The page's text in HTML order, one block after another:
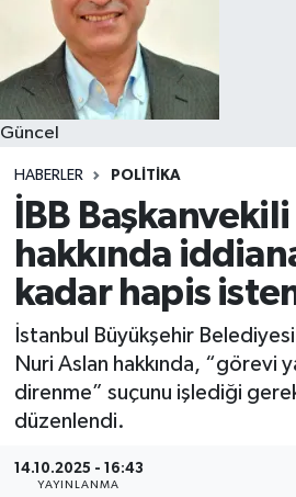
Güncel
HABERLER POLITIKA
İBB
hakkında
kadar hapis
İstanbul Büyükşehir
Nuri Aslan hakkında, “görevi
direnme” suçunu işlediği
düzenlendi.
14.10.2025 - 16:43
YAYINLANMA